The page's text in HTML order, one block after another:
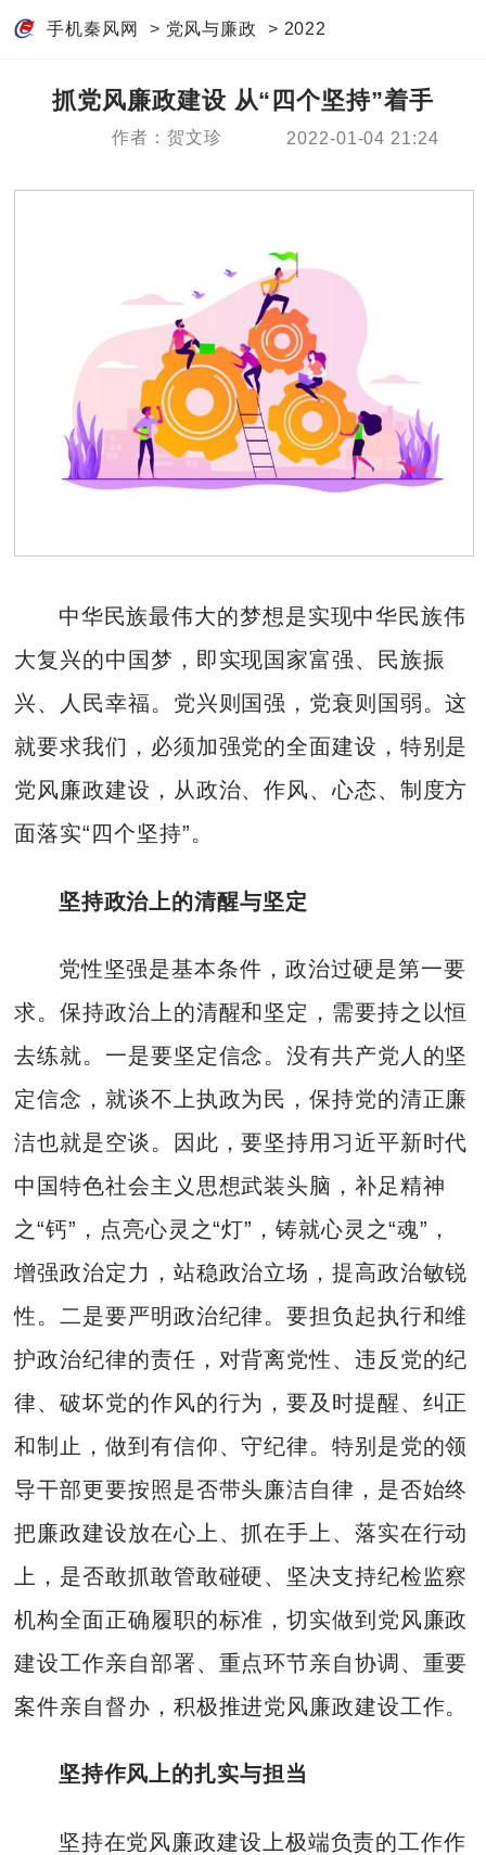
手机秦风网 > 党风与廉政 > 2022
抓党风廉政建设 从“四个坚持”着手
作者：贺文珍 2022-01-04 21:24
中华民族最伟大的梦想是实现中华民族伟
大复兴的中国梦，即实现国家富强、民族振
兴、人民幸福。党兴则国强，党衰则国弱。这
就要求我们，必须加强党的全面建设，特别是
党风廉政建设，从政治、作风、心态、制度方
面落实“四个坚持”。
坚持政治上的清醒与坚定
党性坚强是基本条件，政治过硬是第一要
求。保持政治上的清醒和坚定，需要持之以恒
去练就。一是要坚定信念。没有共产党人的坚
定信念，就谈不上执政为民，保持党的清正廉
洁也就是空谈。因此，要坚持用习近平新时代
中国特色社会主义思想武装头脑，补足精神
之“钙”，点亮心灵之“灯”，铸就心灵之“魂”，
增强政治定力，站稳政治立场，提高政治敏锐
性。二是要严明政治纪律。要担负起执行和维
护政治纪律的责任，对背离党性、违反党的纪
律、破坏党的作风的行为，要及时提醒、纠正
和制止，做到有信仰、守纪律。特别是党的领
导干部更要按照是否带头廉洁自律，是否始终
把廉政建设放在心上、抓在手上、落实在行动
上，是否敢抓敢管敢碰硬、坚决支持纪检监察
机构全面正确履职的标准，切实做到党风廉政
建设工作亲自部署、重点环节亲自协调、重要
案件亲自督办，积极推进党风廉政建设工作。
坚持作风上的扎实与担当
坚持在党风廉政建设上极端负责的工作作